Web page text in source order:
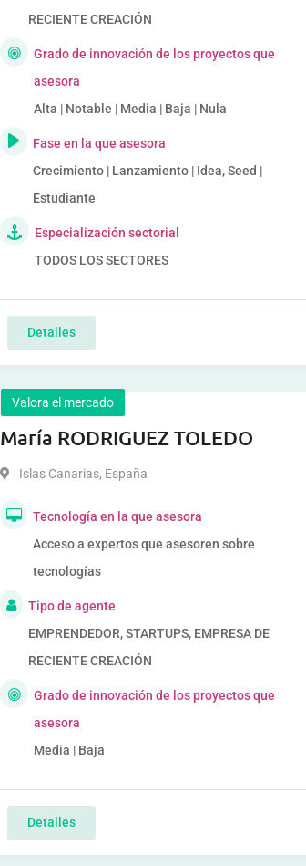
RECIENTE CREACIÓN
Grado de innovación de los proyectos que
asesora
Alta | Notable | Media | Baja | Nula
Fase en la que asesora
Crecimiento | Lanzamiento | Idea, Seed |
Estudiante
Especialización sectorial
TODOS LOS SECTORES
Detalles
Valora el mercado
María RODRIGUEZ TOLEDO
Islas Canarias, España
Tecnología en la que asesora
Acceso a expertos que asesoren sobre
tecnologías
Tipo de agente
EMPRENDEDOR, STARTUPS, EMPRESA DE
RECIENTE CREACIÓN
Grado de innovación de los proyectos que
asesora
Media | Baja
Detalles